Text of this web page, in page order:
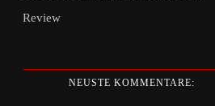
Review
NEUSTE KOMMENTARE: